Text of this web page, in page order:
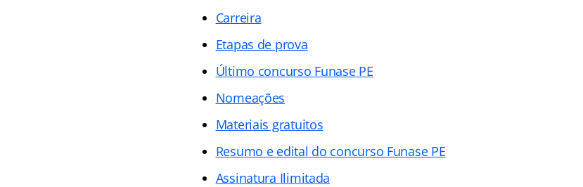
Carreira
Etapas de prova
Último concurso Funase PE
Nomeações
Materiais gratuitos
Resumo e edital do concurso Funase PE
Assinatura Ilimitada